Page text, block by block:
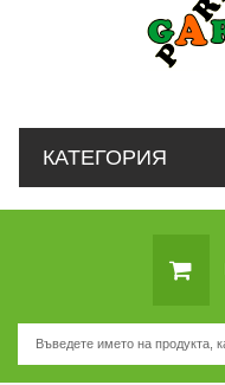
КАТЕГОРИЯ